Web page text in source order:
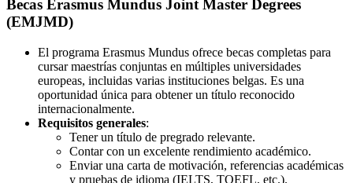
Becas Erasmus Mundus Joint Master Degrees
(EMJMD)
El programa Erasmus Mundus ofrece becas completas para
cursar maestrías conjuntas en múltiples universidades
europeas, incluidas varias instituciones belgas. Es una
oportunidad única para obtener un título reconocido
internacionalmente.
Requisitos generales:
Tener un título de pregrado relevante.
Contar con un excelente rendimiento académico.
Enviar una carta de motivación, referencias académicas
y pruebas de idioma (IELTS, TOEFL, etc.).